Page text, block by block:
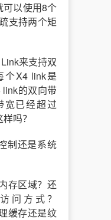
可以使用8个
支持两个矩
来支持双
个X4 link是
link的双向带
宽已经超过
吗？
制还是系统
存区域？还
问方式？
缓存还是纹